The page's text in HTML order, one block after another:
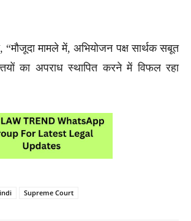
मामले में, अभियोजन पक्ष सार्थक सबूत
का अपराध स्थापित करने में विफल रहा
Supreme Court